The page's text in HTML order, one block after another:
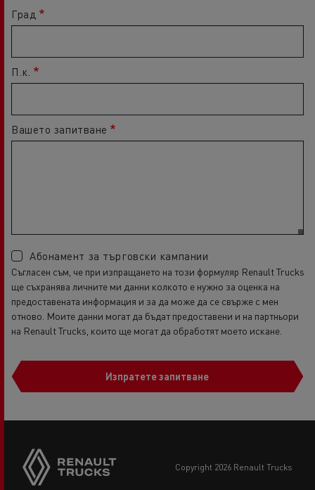
Град
П.к.
Вашето запитване
Абонамент за търговски кампании
Съгласен съм, че при изпращането на този формуляр Renault Trucks
ще съхранява личните ми данни колкото е нужно за оценка на
предоставената информация и за да може да се свърже с мен
отново. Моите данни могат да бъдат предоставени и на партньори
на Renault Trucks, които ще могат да обработят моето искане.
Изпратете запитване
copyright 2026 Renault Trucks